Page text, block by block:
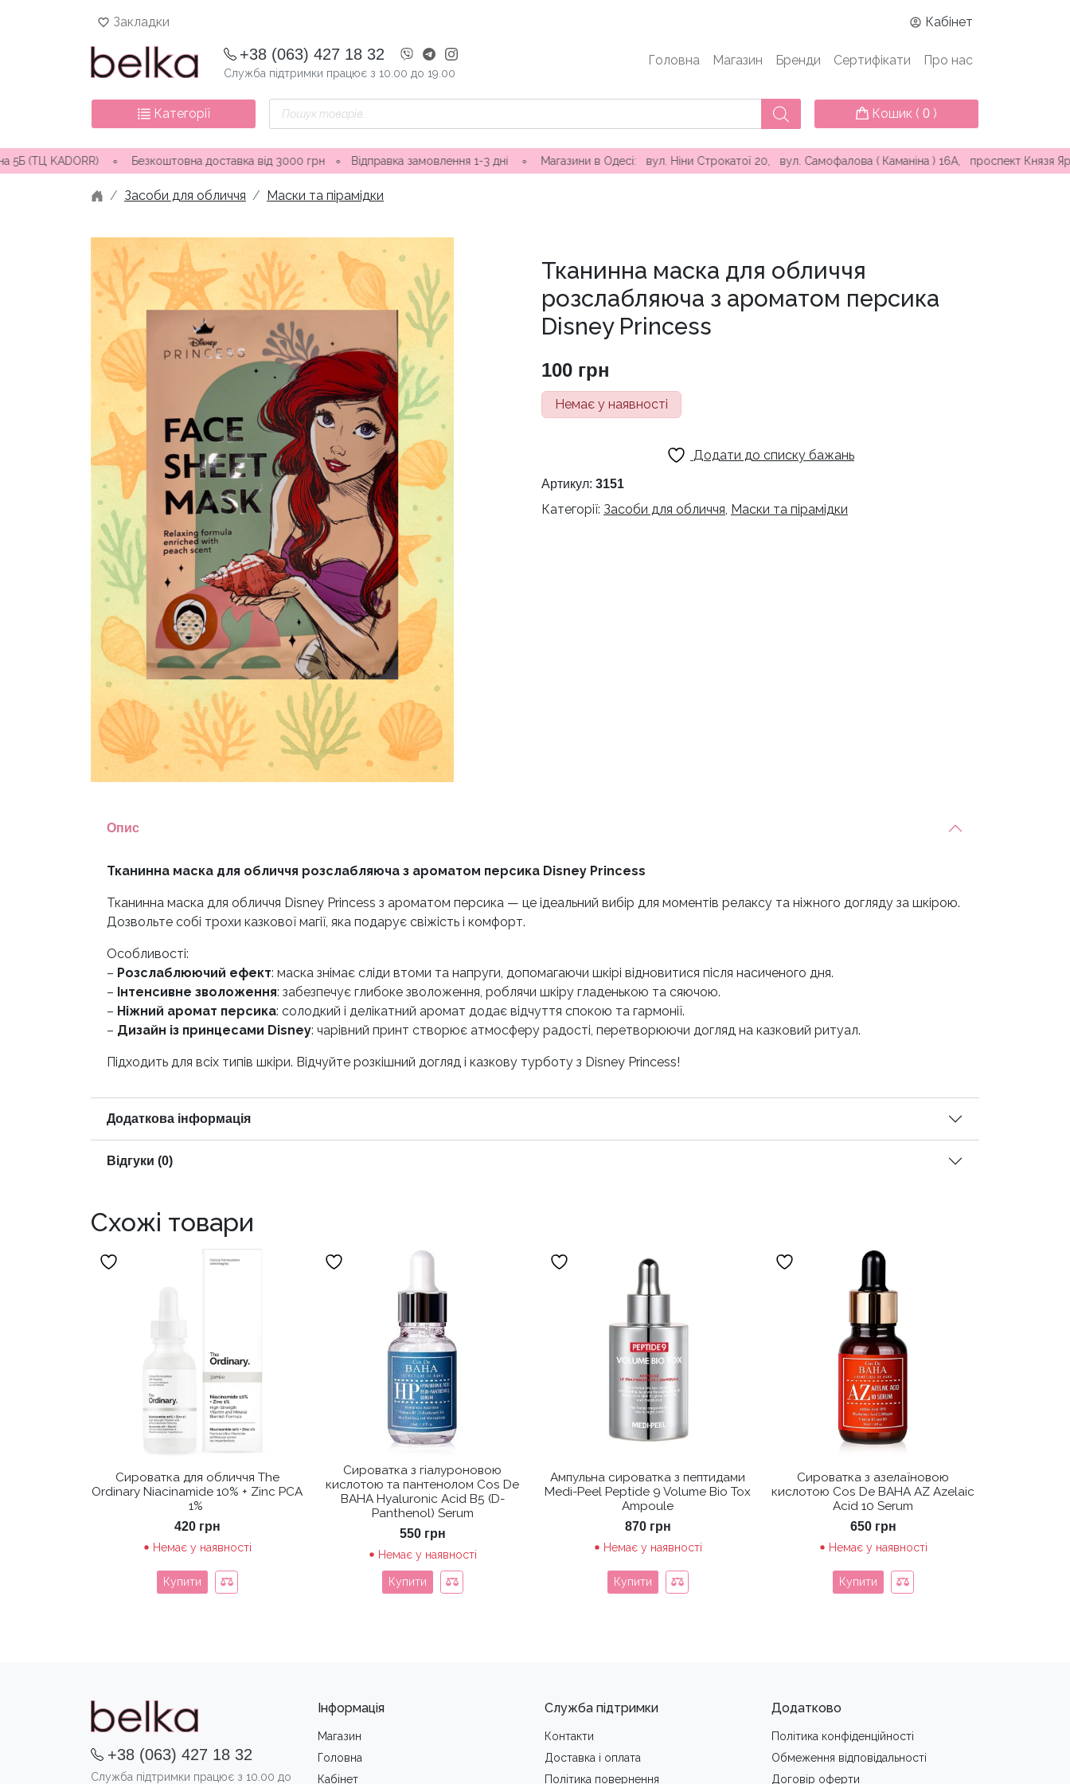
Закладки Кабінет
+38 (063) 427 18 32
Служба підтримки працює з 10.00 до 19.00
Головна Магазин Бренди Сертифікати Про нас
Категорії
Пошук
товарів
Кошик ( 0 )
∘ Безкоштовна доставка від 3000 грн∘Відправка замовлення 1-3 дні ∘ Магазини в Одесі: вул. Ніни Строкатої 20, вул. Самофалова ( Каманіна ) 16А, проспект Князя Ярослава
Засоби для обличчя Маски та пірамідки
Тканинна маска для обличчя
розслабляюча з ароматом персика
Disney Princess
100 грн
Немає у наявності
Додати до списку бажань
Артикул: 3151
Категорії: Засоби для обличчя, Маски та пірамідки
Опис
Тканинна маска для обличчя розслабляюча з ароматом персика Disney Princess
Тканинна маска для обличчя Disney Princess з ароматом персика — це ідеальний вибір для моментів релаксу та ніжного догляду за шкірою.
Дозвольте собі трохи казкової магії, яка подарує свіжість і комфорт.
Особливості:
– Розслаблюючий ефект: маска знімає сліди втоми та напруги, допомагаючи шкірі відновитися після насиченого дня.
– Інтенсивне зволоження: забезпечує глибоке зволоження, роблячи шкіру гладенькою та сяючою.
– Ніжний аромат персика: солодкий і делікатний аромат додає відчуття спокою та гармонії.
– Дизайн із принцесами Disney: чарівний принт створює атмосферу радості, перетворюючи догляд на казковий ритуал.
Підходить для всіх типів шкіри. Відчуйте розкішний догляд і казкову турботу з Disney Princess!
Додаткова інформація
Відгуки (0)
Схожі товари
Сироватка для обличчя The
Ordinary Niacinamide 10% + Zinc PCA
1%
420 грн
Немає у наявності
Купити
Сироватка з гіалуроновою
кислотою та пантенолом Cos De
BAHA Hyaluronic Acid B5 (D-
Panthenol) Serum
550 грн
Немає у наявності
Купити
Ампульна сироватка з пептидами
Medi-Peel Peptide 9 Volume Bio Tox
Ampoule
870 грн
Немає у наявності
Купити
Сироватка з азелаїновою
кислотою Cos De BAHA AZ Azelaic
Acid 10 Serum
650 грн
Немає у наявності
Купити
+38 (063) 427 18 32
Служба підтримки працює з 10.00 до
Служба підтримки
Контакти
Доставка i оплата
Політика повернення
Інформація
Магазин
Головна
Кабінет
Додатково
Політика конфіденційності
Обмеження вiдповiдальностi
Договір оферти